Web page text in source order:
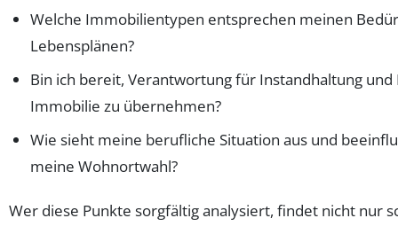
Welche Immobilientypen entsprechen meinen
Lebensplänen?
Bin ich bereit, Verantwortung für Instandhaltung und
Immobilie zu übernehmen?
Wie sieht meine berufliche Situation aus und
meine Wohnortwahl?
Wer diese Punkte sorgfältig analysiert, findet nicht nur